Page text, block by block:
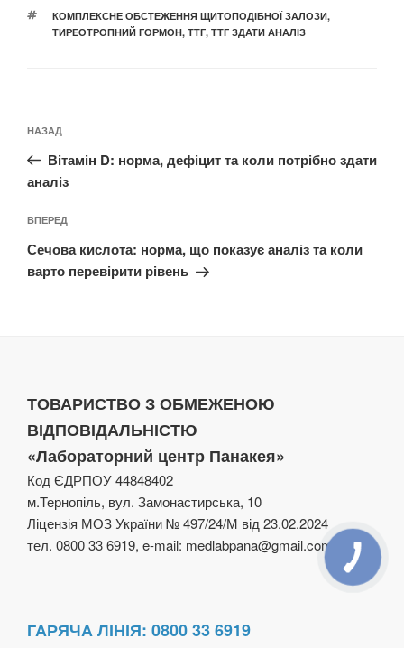
ПОЗНАЧКИ
КОМПЛЕКСНЕ ОБСТЕЖЕННЯ ЩИТОПОДІБНОЇ ЗАЛОЗИ,
ТИРЕОТРОПНИЙ ГОРМОН, ТТГ, ТТГ ЗДАТИ АНАЛІЗ
записів
Попередній
запис:
НАЗАД
Вітамін D: норма, дефіцит та коли потрібно здати
аналіз
Наступний
запис
ВПЕРЕД
Сечова кислота: норма, що показує аналіз та коли
варто перевірити рівень
ТОВАРИСТВО З ОБМЕЖЕНОЮ
ВІДПОВІДАЛЬНІСТЮ
«Лабораторний центр Панакея»
Код ЄДРПОУ 44848402
м.Тернопіль, вул. Замонастирська, 10
Ліцензія МОЗ України № 497/24/М від 23.02.2024
тел. 0800 33 6919, e-mail: medlabpana@gmail.com
ГАРЯЧА ЛІНІЯ: 0800 33 6919